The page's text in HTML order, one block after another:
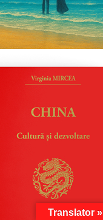
Translator »